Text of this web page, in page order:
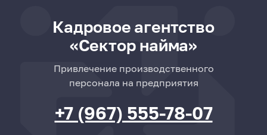
+7 (967) 555-78-07
Привлечение производственного
персонала на предприятия
Кадровое агентство
«Сектор найма»